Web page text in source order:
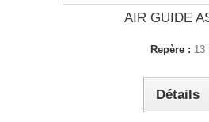
AIR GUIDE
Repère : 13
Détails